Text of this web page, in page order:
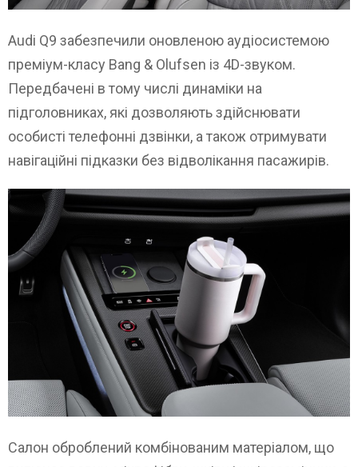
Audi Q9 забезпечили оновленою аудіосистемою
преміум-класу Bang & Olufsen із 4D-звуком.
Передбачені в тому числі динаміки на
підголовниках, які дозволяють здійснювати
особисті телефонні дзвінки, а також отримувати
навігаційні підказки без відволікання пасажирів.
Салон оброблений комбінованим матеріалом, що